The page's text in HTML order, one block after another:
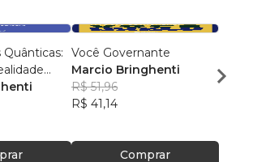
Quânticas:
Você Governante
Marcio Bringhenti
R$ 51,96
R$ 41,14
Comprar
para